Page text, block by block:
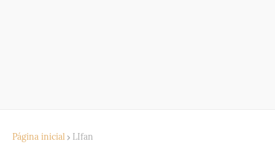
Página inicial LIfan